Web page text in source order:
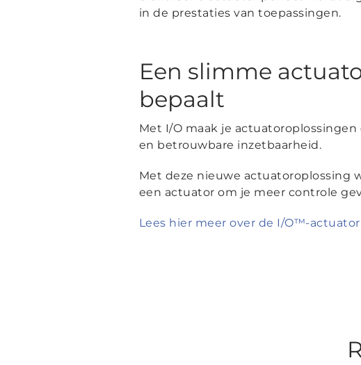
in de prestaties van toepassingen.
Een slimme
bepaalt
Met I/O maak je
en betrouwbare inzetbaarheid.
Met deze nieuwe actuatoroplossing
een actuator om je meer controle
Lees hier meer over de I/O™-